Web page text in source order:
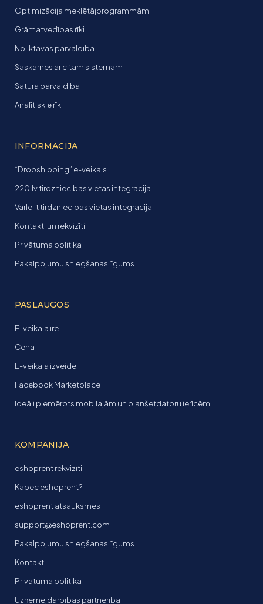
Optimizācija meklētājprogrammām
Grāmatvedības rīki
Noliktavas pārvaldība
Saskarnes ar citām sistēmām
Satura pārvaldība
Analītiskie rīki
INFORMACIJA
“Dropshipping” e-veikals
220.lv tirdzniecības vietas integrācija
Varle.lt tirdzniecības vietas integrācija
Kontakti un rekvizīti
Privātuma politika
Pakalpojumu sniegšanas līgums
PASLAUGOS
E-veikala īre
Cena
E-veikala izveide
Facebook Marketplace
Ideāli piemērots mobilajām un planšetdatoru ierīcēm
KOMPANIJA
eshoprent rekvizīti
Kāpēc eshoprent?
eshoprent atsauksmes
support@eshoprent.com
Pakalpojumu sniegšanas līgums
Kontakti
Privātuma politika
Uzņēmējdarbības partnerība